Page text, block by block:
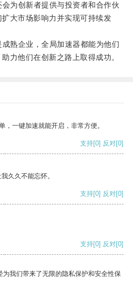
创新者提供与投资者和合作伙
大市场影响力并实现可持续发
企业，全局加速器都能为他们
力他们在创新之路上取得成功。
，一键加速就能开启，非常方便。
支持[0] 反对[0]
久久不能忘怀。
支持[0] 反对[0]
支持[0] 反对[0]
我们带来了无限的隐私保护和安全性保